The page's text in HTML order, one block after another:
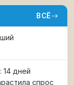
ВСЁ
14 дней
спрос